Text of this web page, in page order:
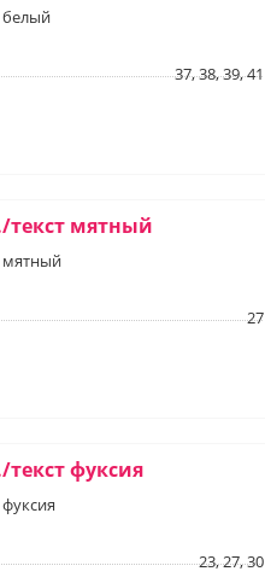
белый
37, 38, 39, 41
текст мятный
мятный
27
фуксия
23, 27, 30